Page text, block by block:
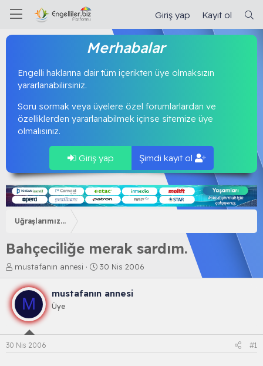
Giriş yap Kayıt ol
Merhabalar
Engelli haklarına dair tüm içerikten üye olmaksızın
yararlanabilirsiniz.
Soru sormak veya üyelere özel forumlarlardan ve
özelliklerden yararlanabilmek içinse sitemize üye
olmalısınız.
Giriş yap Şimdi kayıt ol
Uğraşlarımız...
Bahçeciliğe merak sardım.
K
o
n
b
u
y
a
mustafanın annesi
B
a
l
ç
30 Nis 2006
M
mustafanın annesi
Üye
30 Nis 2006 #1